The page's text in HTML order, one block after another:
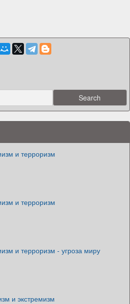
и терроризм
и терроризм
и терроризм - угроза миру
и экстремизм